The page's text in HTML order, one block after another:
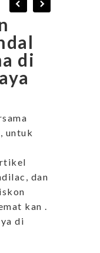
di
untuk
dan
kan .
di